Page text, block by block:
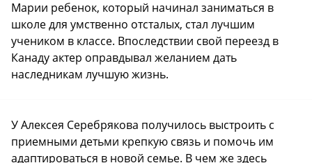
Марии ребенок, который начинал заниматься в
школе для умственно отсталых, стал лучшим
учеником в классе. Впоследствии свой переезд в
Канаду актер оправдывал желанием дать
наследникам лучшую жизнь.
У Алексея Серебрякова получилось выстроить с
приемными детьми крепкую связь и помочь им
адаптироваться в новой семье. В чем же здесь